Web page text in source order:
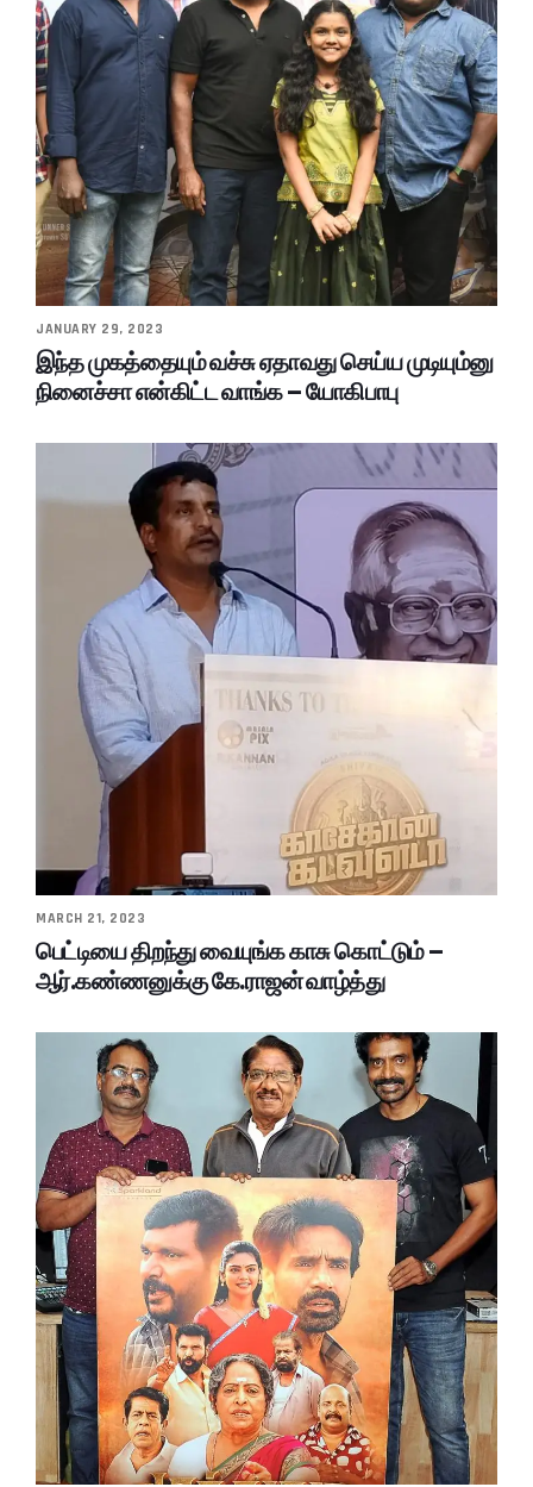
JANUARY 29, 2023
இந்த முகத்தையும் வச்சு ஏதாவது செய்ய முடியும்னு
நினைச்சா என்கிட்ட வாங்க – யோகிபாபு
MARCH 21, 2023
பெட்டியை திறந்து வையுங்க காசு கொட்டும் –
ஆர்.கண்ணனுக்கு கே.ராஜன் வாழ்த்து